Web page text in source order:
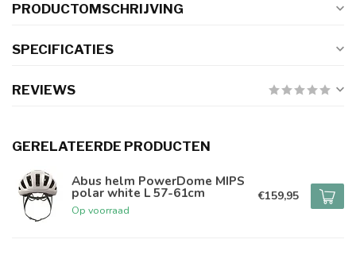
PRODUCTOMSCHRIJVING
SPECIFICATIES
REVIEWS
GERELATEERDE PRODUCTEN
Abus helm PowerDome MIPS
polar white L 57-61cm
Op voorraad
€159,95